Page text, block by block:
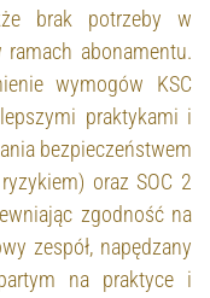
brak potrzeby w
abonamentu.
wymogów KSC
praktykami i
bezpieczeństwem
oraz SOC 2
zgodność na
zespół, napędzany
na praktyce i